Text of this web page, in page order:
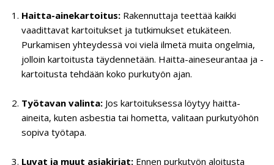
Haitta-ainekartoitus: Rakennuttaja teettää kaikki
vaadittavat kartoitukset ja tutkimukset etukäteen.
Purkamisen yhteydessä voi vielä ilmetä muita ongelmia,
jolloin kartoitusta täydennetään. Haitta-aineseurantaa ja -
kartoitusta tehdään koko purkutyön ajan.
Työtavan valinta: Jos kartoituksessa löytyy haitta-
aineita, kuten asbestia tai hometta, valitaan purkutyöhön
sopiva työtapa.
Luvat ja muut asiakirjat: Ennen purkutyön aloitusta